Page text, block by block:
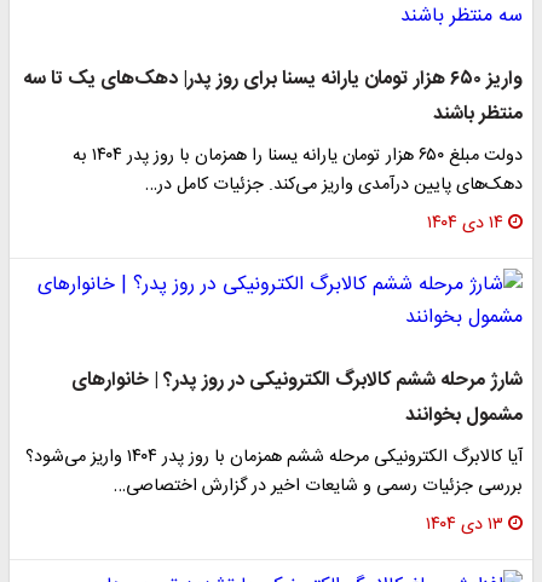
واریز ۶۵۰ هزار تومان یارانه یسنا برای روز پدر| دهک‌های یک تا سه
منتظر باشند
دولت مبلغ ۶۵۰ هزار تومان یارانه یسنا را همزمان با روز پدر ۱۴۰۴ به
دهک‌های پایین درآمدی واریز می‌کند. جزئیات کامل در…
۱۴ دی ۱۴۰۴
شارژ مرحله ششم کالابرگ الکترونیکی در روز پدر؟ | خانوارهای
مشمول بخوانند
آیا کالابرگ الکترونیکی مرحله ششم همزمان با روز پدر ۱۴۰۴ واریز می‌شود؟
بررسی جزئیات رسمی و شایعات اخیر در گزارش اختصاصی…
۱۳ دی ۱۴۰۴